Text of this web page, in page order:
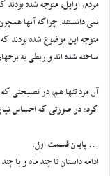
مردم، اوایل، متوجه شده
نمی دانستند. چراکه آنها
متوجه این موضوع شده بودند
ساخته شده اند و ربطی به
آن مرد تنها هم، در نصیحتی
کرد: در صورتی که احساس
… پایان قسمت اول.
ادامه داستان تا چند ماه و یا